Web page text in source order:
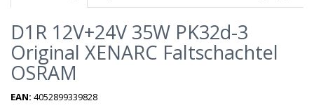
D1R 12V+24V 35W PK32d-3
Original XENARC Faltschachtel
OSRAM
EAN: 4052899339828